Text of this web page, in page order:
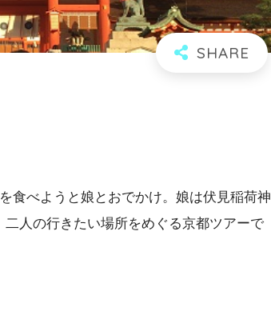
食べようと娘とおでかけ。娘は伏見稲荷神
人の行きたい場所をめぐる京都ツアーで